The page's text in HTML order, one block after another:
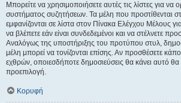
Μπορείτε να χρησιμοποιήσετε αυτές τις λίστες για να
συστήματος συζητήσεων. Τα μέλη που προστίθενται
εμφανίζονται σε λίστα στον Πίνακα Ελέγχου Μέλους
να βλέπετε εάν είναι συνδεδεμένοι και να στέλνετε
Αναλόγως της υποστήριξης του προτύπου στυλ,
μέλη μπορεί να τονίζονται επίσης. Αν προσθέσετε
εχθρών, οποιεσδήποτε δημοσιεύσεις θα κάνει αυτό
προεπιλογή.
Κορυφή